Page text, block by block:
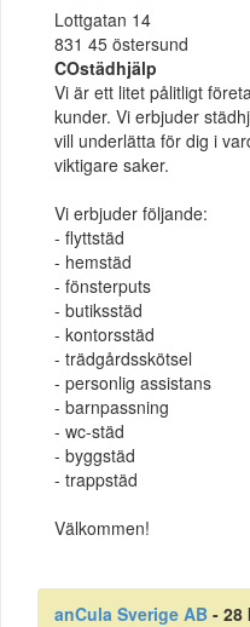
Lottgatan 14
831 45 östersund
COstädhjälp
Vi är ett litet pålitligt
kunder. Vi erbjuder
vill underlätta för dig i
viktigare saker.
Vi erbjuder följande:
- flyttstäd
- hemstäd
- fönsterputs
- butiksstäd
- kontorsstäd
- trädgårdsskötsel
- personlig assistans
- barnpassning
- wc-städ
- byggstäd
- trappstäd
Välkommen!
anCula Sverige AB - 28